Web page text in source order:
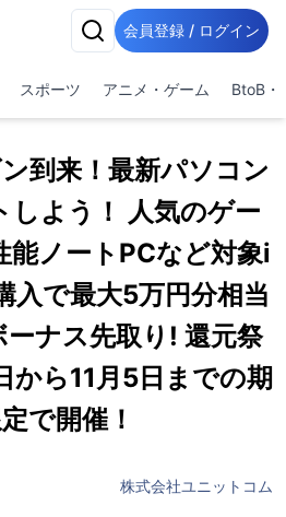
会員登録 / ログイン
スポーツ アニメ・ゲーム BtoB・
到来！最新パソコン
しよう！ 人気のゲー
能ノートPCなど対象i
入で最大5万円分相当
ナス先取り! 還元祭
から11月5日までの期
で開催！
株式会社ユニットコム